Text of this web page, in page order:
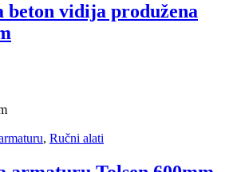
beton vidija produžena
, Ručni alati